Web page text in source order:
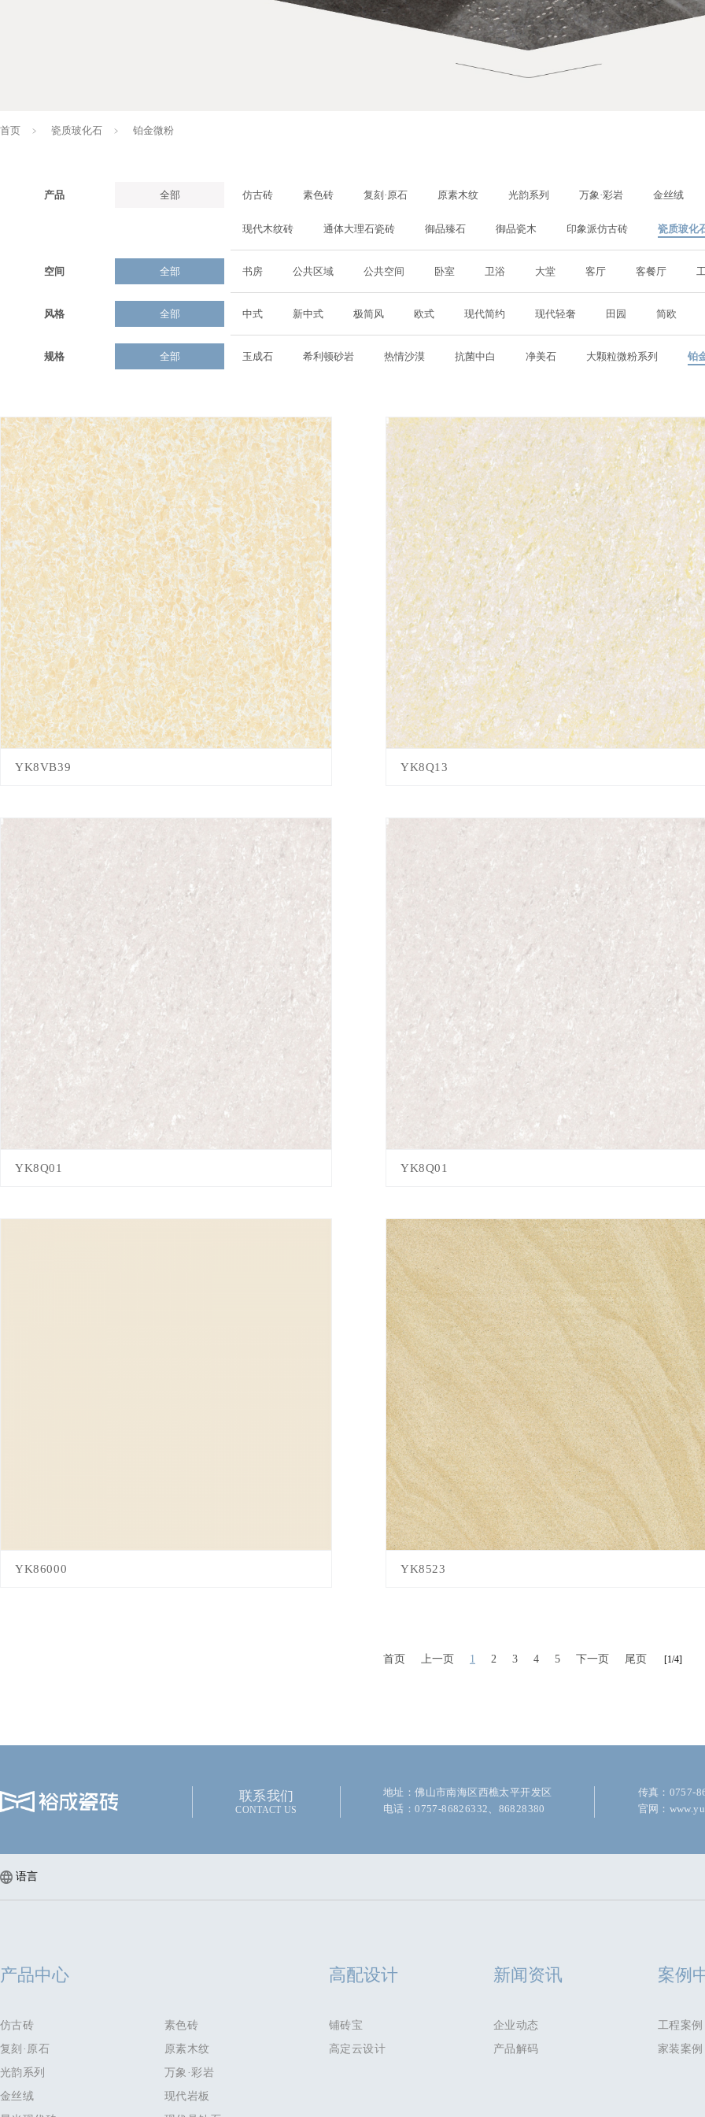
关于企业 品牌故事
产品中心 复刻·原石 原素木纹
御品瓷木 印象派仿古砖
内墙砖 SOFT柔光现代砖
高配设计 高定云设计
新闻资讯 产品解码
案例中心 家装案例
服务专区 招商加盟
首页 ﹥ 瓷质玻化石 ﹥ 铂金微粉
产品 全部 仿古砖 素色砖 复刻·原石 原素木纹 光韵系列 万象·彩岩 金丝绒
现代木纹砖 通体大理石瓷砖 御品臻石 御品瓷木 印象派仿古砖 瓷质玻化
空间 全部 书房 公共区域 公共空间 卧室 卫浴 大堂 客厅 客餐厅
风格 全部 中式 新中式 极简风 欧式 现代简约 现代轻奢 田园 简欧
规格 全部 玉成石 希利顿砂岩 热情沙漠 抗菌中白 净美石 大颗粒微粉系列 铂
YK8VB39 YK8Q13
YK8Q01 YK8Q01
YK86000 YK8523
首页 上一页 1 2 3 4 5 下一页 尾页 [1/4]
联系我们
CONTACT US
地址：佛山市南海区西樵太平开发区
电话：0757-86826332、86828380
传真：0757-
官网：
语言
产品中心
仿古砖
素色砖
复刻·原石
原素木纹
光韵系列
万象·彩岩
金丝绒
现代岩板
高配设计
铺砖宝
高定云设计
新闻资讯
企业动态
产品解码
案例
工程案例
家装案例